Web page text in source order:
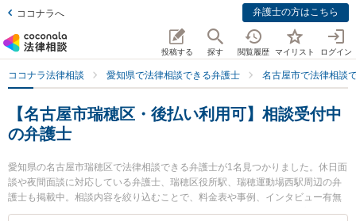
ココナラへ 弁護士の方はこちら
投稿する 探す 閲覧履歴 マイリスト ログイン
ココナラ法律相談 愛知県で法律相談できる弁護士 名古屋市で法律相談
【名古屋市瑞穂区・後払い利用可】相談受付中
の弁護士
愛知県の名古屋市瑞穂区で法律相談できる弁護士が1名見つかりました。休日面
談や夜間面談に対応している弁護士、瑞穂区役所駅、瑞穂運動場西駅周辺の弁
護士も掲載中。相談内容を絞り込むことで、料金表や事例、インタビュー有無
が表示できます。特に名古屋みずほ法律事務所の田本 伸雄弁護士のプロフィー